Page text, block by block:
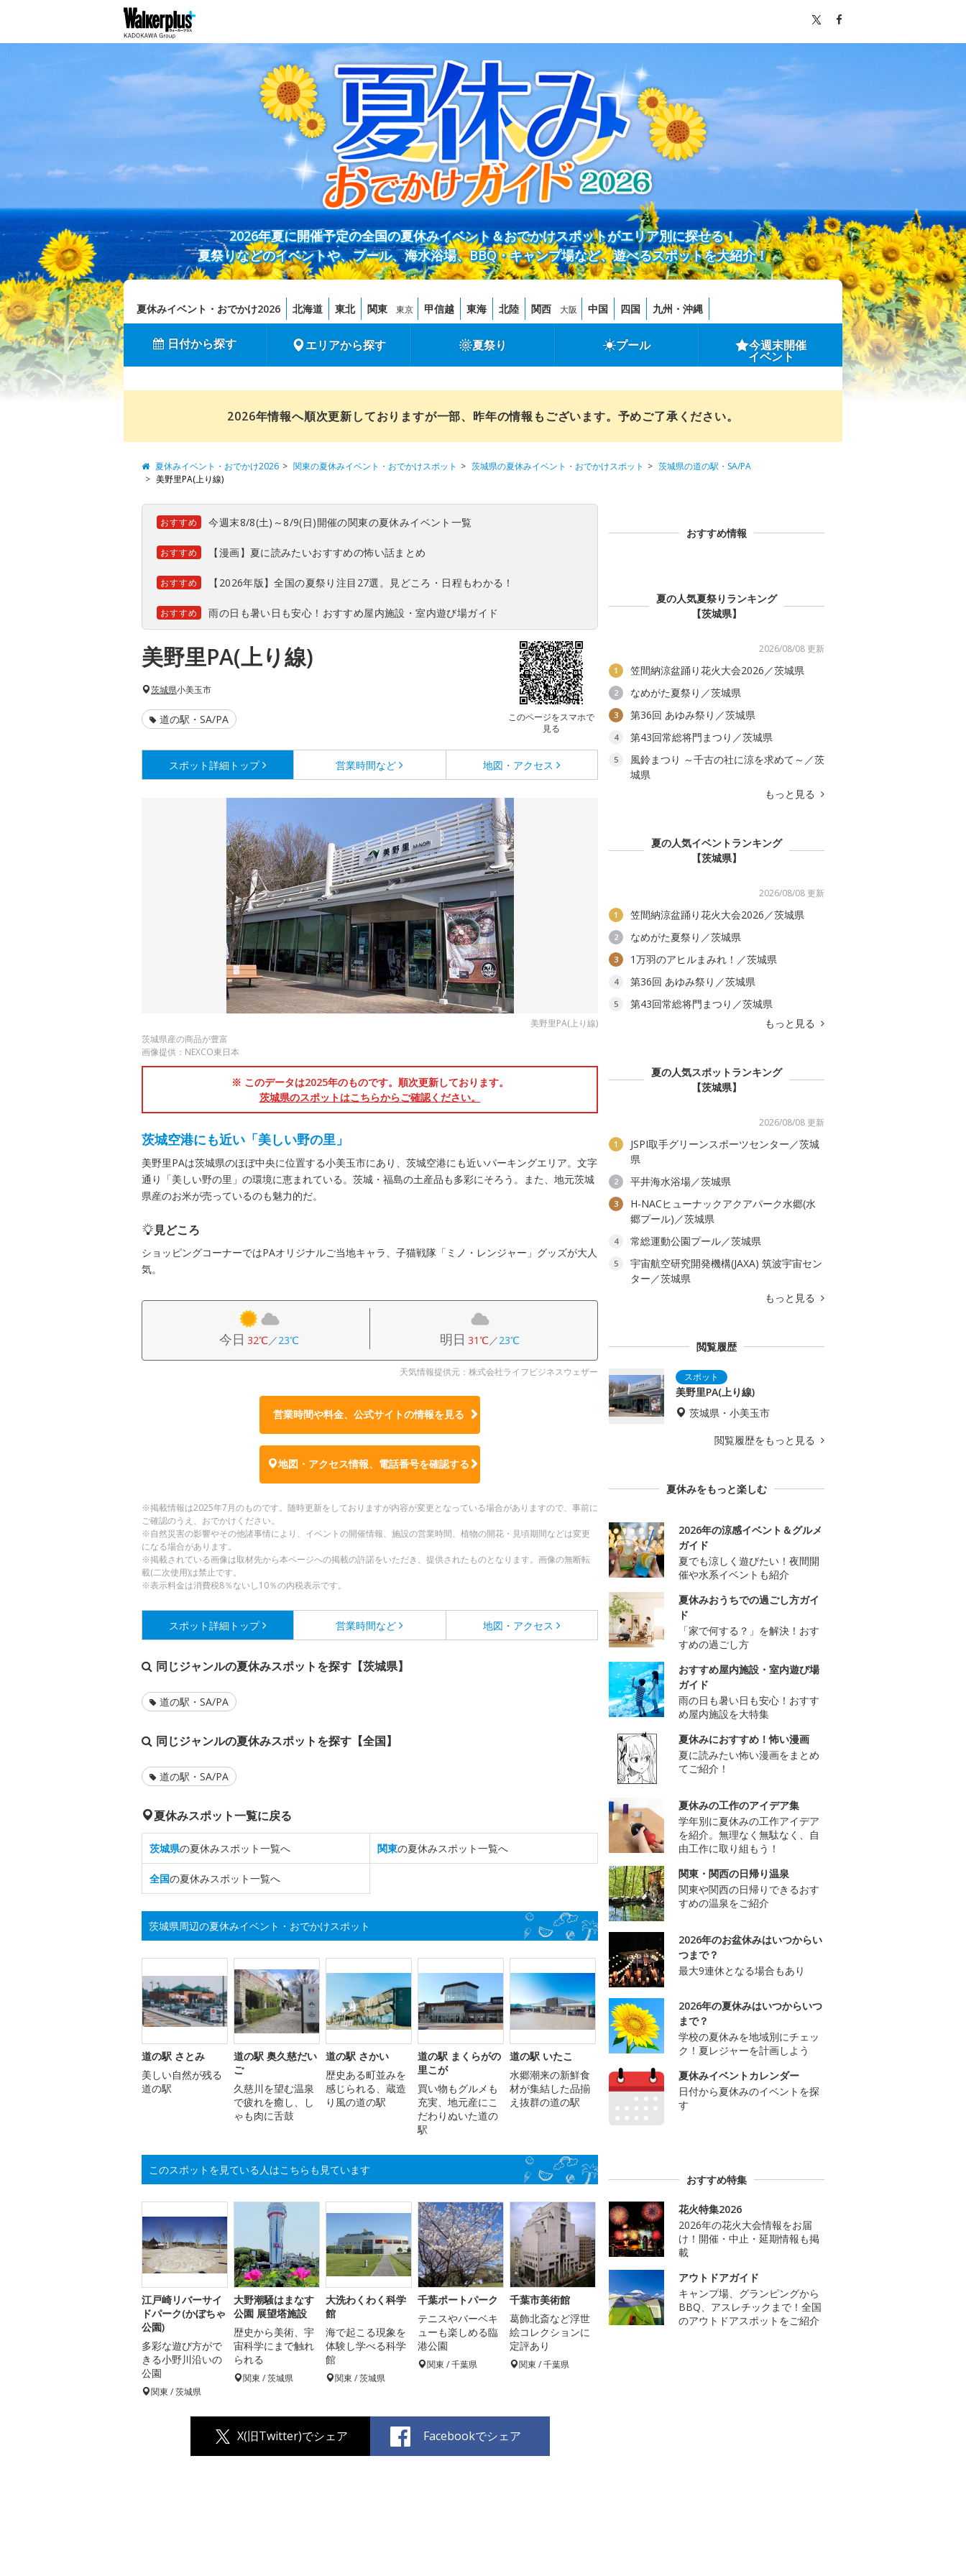
2026年夏に開催予定の全国の夏休みイベント＆おでかけスポットがエリア別に探せる！
夏祭りなどのイベントや、プール、海水浴場、BBQ・キャンプ場など、遊べるスポットを大紹介！
夏休みイベント・おでかけ2026 北海道 東北 関東 東京 甲信越 東海 北陸 関西 大阪 中国 四国 九州・沖縄
日付から探す エリアから探す 夏祭り プール 今週末開催
イベント
2026年情報へ順次更新しておりますが一部、昨年の情報もございます。予めご了承ください。
夏休みイベント・おでかけ2026 関東の夏休みイベント・おでかけスポット 茨城県の夏休みイベント・おでかけスポット
茨城県の道の駅・SA/PA
美野里PA(上り線)
おすすめ 今週末8/8(土)～8/9(日)開催の関東の夏休みイベント一覧
おすすめ 【漫画】夏に読みたいおすすめの怖い話まとめ
おすすめ 【2026年版】全国の夏祭り注目27選。見どころ・日程もわかる！
おすすめ 雨の日も暑い日も安心！おすすめ屋内施設・室内遊び場ガイド
美野里PA(上り線)
このページをスマホで
見る
茨城県小美玉市
道の駅・SA/PA
スポット詳細 トップ 営業時間など 地図・アクセス
美野里PA(上り線)
茨城県産の商品が豊富
画像提供：NEXCO東日本
※ このデータは2025年のものです。順次更新しております。
茨城県のスポットはこちらからご確認ください。
茨城空港にも近い「美しい野の里」
美野里PAは茨城県のほぼ中央に位置する小美玉市にあり、茨城空港にも近いパーキングエリア。文字
通り「美しい野の里」の環境に恵まれている。茨城・福島の土産品も多彩にそろう。また、地元茨城
県産のお米が売っているのも魅力的だ。
見どころ
ショッピングコーナーではPAオリジナルご当地キャラ、子猫戦隊「ミノ・レンジャー」グッズが大人
気。
今日 32℃／23℃ 明日 31℃／23℃
天気情報提供元：株式会社ライフビジネスウェザー
営業時間や料金、公式サイトの情報を見る
地図・アクセス情報、電話番号を確認する
※掲載情報は2025年7月のものです。随時更新をしておりますが内容が変更となっている場合がありますので、事前に
ご確認のうえ、おでかけください。
※自然災害の影響やその他諸事情により、イベントの開催情報、施設の営業時間、植物の開花・見頃期間などは変更
になる場合があります。
※掲載されている画像は取材先から本ページへの掲載の許諾をいただき、提供されたものとなります。画像の無断転
載(二次使用)は禁止です。
※表示料金は消費税8％ないし10％の内税表示です。
スポット詳細 トップ 営業時間など 地図・アクセス
同じジャンルの夏休みスポットを探す【茨城県】
道の駅・SA/PA
同じジャンルの夏休みスポットを探す【全国】
道の駅・SA/PA
夏休みスポット一覧に戻る
茨城県の夏休みスポット一覧へ 関東の夏休みスポット一覧へ
全国の夏休みスポット一覧へ
茨城県周辺の夏休みイベント・おでかけスポット
道の駅 さとみ
美しい自然が残る
道の駅
道の駅 奥久慈だい
ご
久慈川を望む温泉
で疲れを癒し、し
ゃも肉に舌鼓
道の駅 さかい
歴史ある町並みを
感じられる、蔵造
り風の道の駅
道の駅 まくらがの
里こが
買い物もグルメも
充実、地元産にこ
だわりぬいた道の
駅
道の駅 いたこ
水郷潮来の新鮮食
材が集結した品揃
え抜群の道の駅
このスポットを見ている人はこちらも見ています
江戸崎リバーサイ
ドパーク(かぼちゃ
公園)
多彩な遊び方がで
きる小野川沿いの
公園
関東 / 茨城県
大野潮騒はまなす
公園 展望塔施設
歴史から美術、宇
宙科学にまで触れ
られる
関東 / 茨城県
大洗わくわく科学
館
海で起こる現象を
体験し学べる科学
館
関東 / 茨城県
千葉ポートパーク
テニスやバーベキ
ューも楽しめる臨
港公園
関東 / 千葉県
千葉市美術館
葛飾北斎など浮世
絵コレクションに
定評あり
関東 / 千葉県
X(旧Twitter)でシェア Facebookでシェア
おすすめ情報
夏の人気夏祭りランキング
【茨城県】
2026/08/08 更新
1 笠間納涼盆踊り花火大会2026／茨城県
2 なめがた夏祭り／茨城県
3 第36回 あゆみ祭り／茨城県
4 第43回常総将門まつり／茨城県
5
風鈴まつり ～千古の社に涼を求めて～／茨
城県
もっと見る
夏の人気イベントランキング
【茨城県】
2026/08/08 更新
1 笠間納涼盆踊り花火大会2026／茨城県
2 なめがた夏祭り／茨城県
3 1万羽のアヒルまみれ！／茨城県
4 第36回 あゆみ祭り／茨城県
5
第43回常総将門まつり／茨城県
もっと見る
夏の人気スポットランキング
【茨城県】
2026/08/08 更新
1
JSPI取手グリーンスポーツセンター／茨城
県
2 平井海水浴場／茨城県
3
H-NACヒューナックアクアパーク水郷(水
郷プール)／茨城県
4 常総運動公園プール／茨城県
5
宇宙航空研究開発機構(JAXA) 筑波宇宙セン
ター／茨城県
もっと見る
閲覧履歴
美野里PA(上り線)
茨城県・小美玉市
閲覧履歴をもっと見る
夏休みをもっと楽しむ
2026年の涼感イベント＆グルメ
ガイド
夏でも涼しく遊びたい！夜間開
催や水系イベントも紹介
夏休みおうちでの過ごし方ガイ
ド
「家で何する？」を解決！おす
すめの過ごし方
おすすめ屋内施設・室内遊び場
ガイド
雨の日も暑い日も安心！おすす
め屋内施設を大特集
夏休みにおすすめ！怖い漫画
夏に読みたい怖い漫画をまとめ
てご紹介！
夏休みの工作のアイデア集
学年別に夏休みの工作アイデア
を紹介。無理なく無駄なく、自
由工作に取り組もう！
関東・関西の日帰り温泉
関東や関西の日帰りできるおす
すめの温泉をご紹介
2026年のお盆休みはいつからい
つまで？
最大9連休となる場合もあり
2026年の夏休みはいつからいつ
まで？
学校の夏休みを地域別にチェッ
ク！夏レジャーを計画しよう
夏休みイベントカレンダー
日付から夏休みのイベントを探
す
おすすめ特集
花火特集2026
2026年の花火大会情報をお届
け！開催・中止・延期情報も掲
載
アウトドアガイド
キャンプ場、グランピングから
BBQ、アスレチックまで！全国
のアウトドアスポットをご紹介